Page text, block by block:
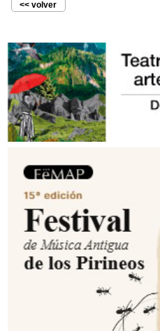
<< volver